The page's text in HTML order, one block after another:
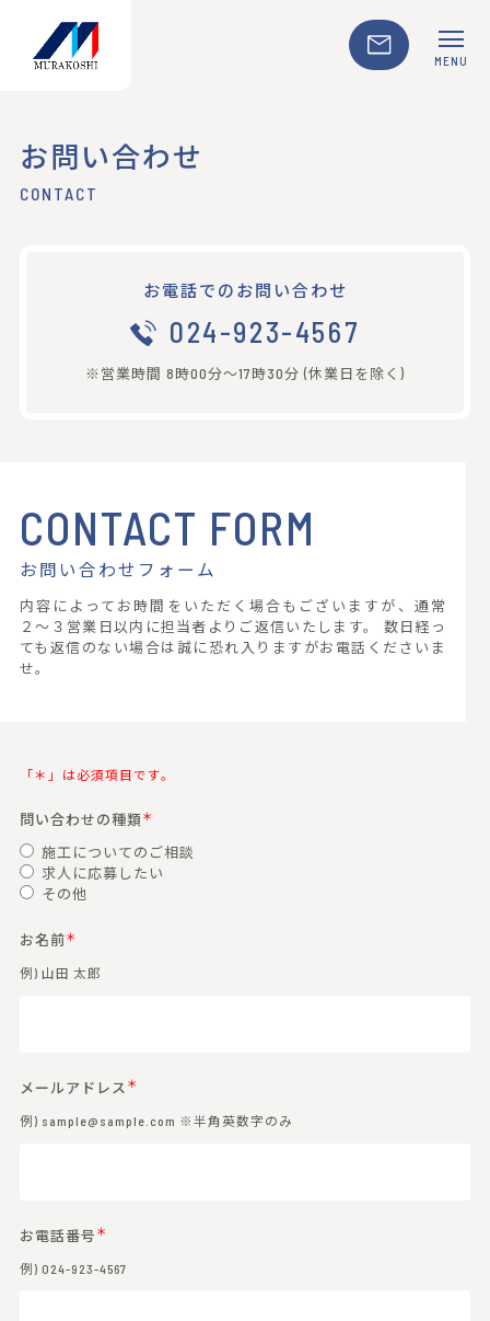
MENU
お問い合わせ
CONTACT
お電話でのお問い合わせ
024-923-4567
※営業時間 8時00分〜17時30分 (休業日を除く)
CONTACT FORM
お問い合わせフォーム
内容によってお時間をいただく場合もございますが、通常
２〜３営業日以内に担当者よりご返信いたします。
数日経っ
ても返信のない場合は誠に恐れ入りますがお電話くださいま
せ。
「＊」は必須項目です。
問い合わせの種類＊
施工についてのご相談
求人に応募したい
その他
お名前＊
例) 山田 太郎
メールアドレス ＊
例) sample@sample.com ※半角英数字のみ
お電話番号 ＊
例) 024-923-4567